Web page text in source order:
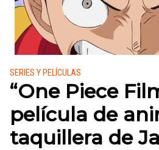
Publicado en:
SERIES Y PELÍCULAS
“One Piece
película de
taquillera de